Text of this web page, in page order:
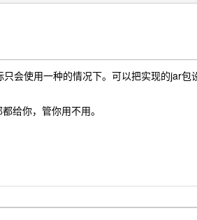
会使用一种的情况下。可以把实现的jar包
给你，管你用不用。